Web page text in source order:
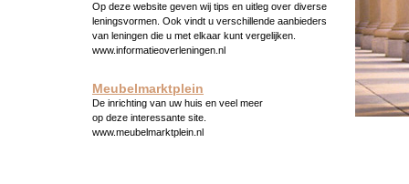
Op deze website geven wij tips en uitleg over diverse
leningsvormen. Ook vindt u verschillende aanbieders
van leningen die u met elkaar kunt vergelijken.
www.informatieoverleningen.nl
Meubelmarktplein
De inrichting van uw huis en veel meer
op deze interessante site.
www.meubelmarktplein.nl